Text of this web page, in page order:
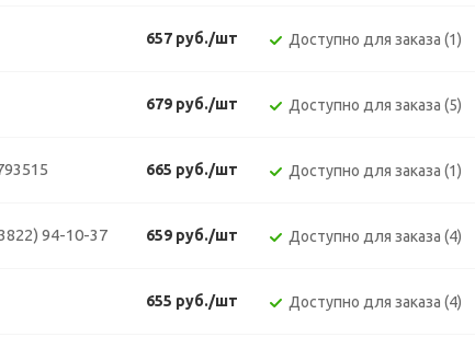
657 руб./шт Доступно для заказа (1)
679 руб./шт Доступно для заказа (5)
665 руб./шт Доступно для заказа (1)
94-10-37 659 руб./шт Доступно для заказа (4)
655 руб./шт Доступно для заказа (4)